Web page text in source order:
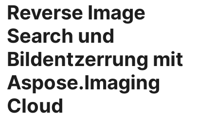
o
n
u
s
c
h
a
Reverse Image
Search und
Bildentzerrung mit
Aspose.Imaging
Cloud